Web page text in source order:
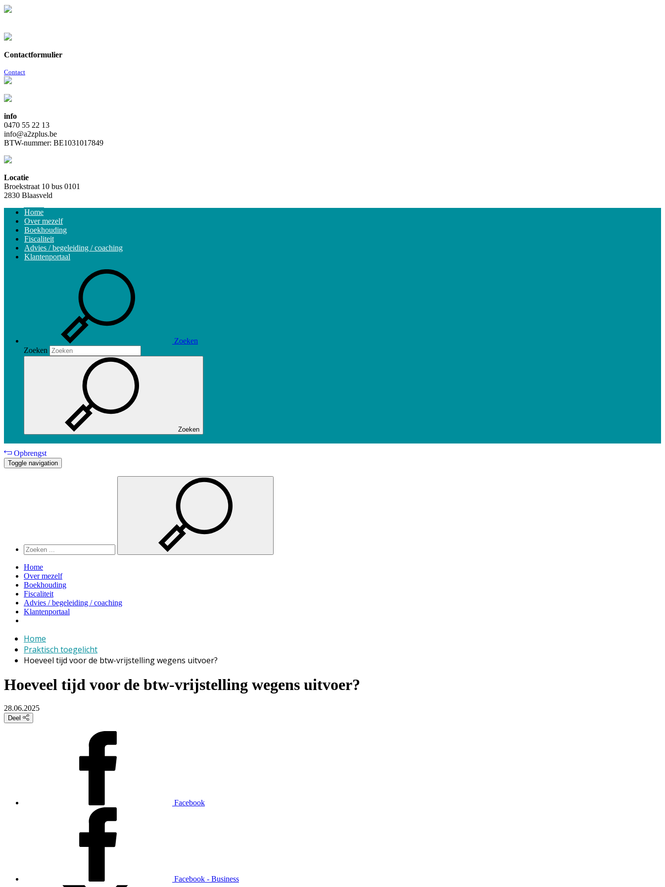
Contactformulier
Contact
info
0470 55 22 13
info@a2zplus.be
BTW-nummer: BE1031017849
Locatie
Broekstraat 10 bus 0101
2830 Blaasveld
Home
Over mezelf
Boekhouding
Fiscaliteit
Advies / begeleiding / coaching
Klantenportaal
Zoeken
Zoeken
Zoeken
Opbrengst
Toggle navigation
Home
Over mezelf
Boekhouding
Fiscaliteit
Advies / begeleiding / coaching
Klantenportaal
Home
Praktisch toegelicht
Hoeveel tijd voor de btw-vrijstelling wegens uitvoer?
Hoeveel tijd voor de btw-vrijstelling wegens uitvoer?
28.06.2025
Deel
Facebook
Facebook - Business